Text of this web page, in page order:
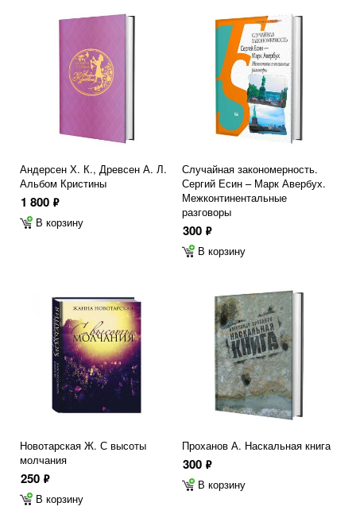
Андерсен Х. К., Древсен А. Л.
Альбом Кристины
1 800 ф
В корзину
Случайная закономерность.
Сергий Есин – Марк Авербух.
Межконтинентальные
разговоры
300 ф
В корзину
Новотарская Ж. С высоты
молчания
250 ф
В корзину
Проханов А. Наскальная книга
300 ф
В корзину